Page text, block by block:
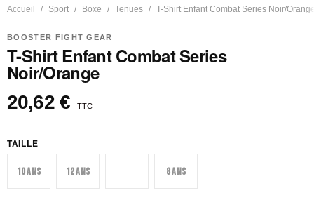
Accueil Sport Boxe Tenues T-Shirt Enfant Combat Series Noir/
BOOSTER FIGHT GEAR
T-Shirt Enfant Combat Series
Noir/Orange
20,62 € TTC
TAILLE
10 ans 12 ans 8 ans